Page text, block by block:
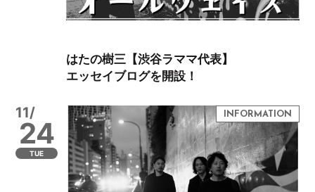
はたの樹三【渋谷ラママ代表】
エッセイブログを開設！
11/
24
TUE